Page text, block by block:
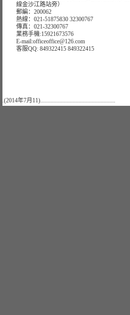
線金沙江路站旁）
郵編：200062
熱線：021-51875830 32300767
傳真：021-32300767
業務手機:15921673576
E-mail:officeoffice@126.com
客服QQ: 849322415 849322415
.(2014年7月11)...................................................